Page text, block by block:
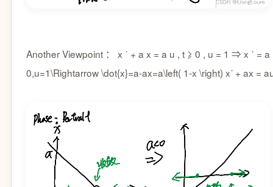
Another Viewpoint ：
x ˙ + a x = a u , t ⩾ 0 , u = 1 ⇒ x ˙ =
0,u=1\Rightarrow \dot{x}=a-ax=a\left( 1-x \right) x˙ + ax = a